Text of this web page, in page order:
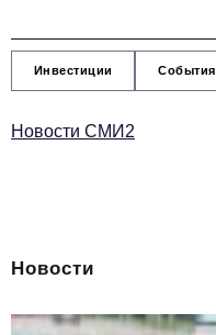
Инвестиции События
Новости СМИ2
Новости